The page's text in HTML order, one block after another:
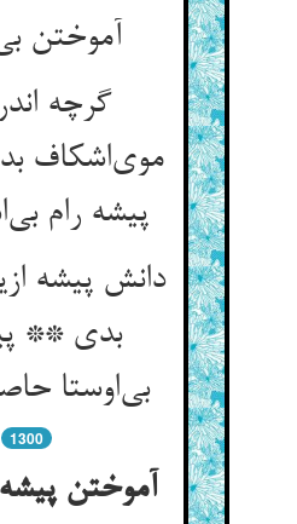
آموختن
گرچه
موی‌اشکاف
پیشه رام
دانش پیشه
بدی **
بی‌اوستا
1300
آموختن